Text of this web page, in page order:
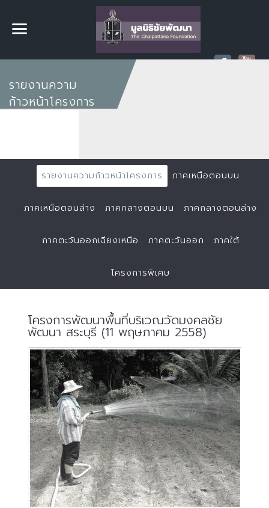
รายงานความ
ก้าวหน้าโครงการ
รายงานความก้าวหน้าโครงการ ภาคเหนือตอนบน
ภาคเหนือตอนล่าง ภาคกลางตอนบน ภาคกลางตอนล่าง
ภาคตะวันออกเฉียงเหนือ ภาคตะวันออก ภาคใต้
โครงการพิเศษ
โครงการพัฒนาพื้นที่บริเวณวัดมงคลชัย
พัฒนา สระบุรี (11 พฤษภาคม 2558)